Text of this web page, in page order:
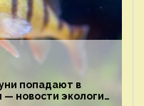
попадают в
новости экологии